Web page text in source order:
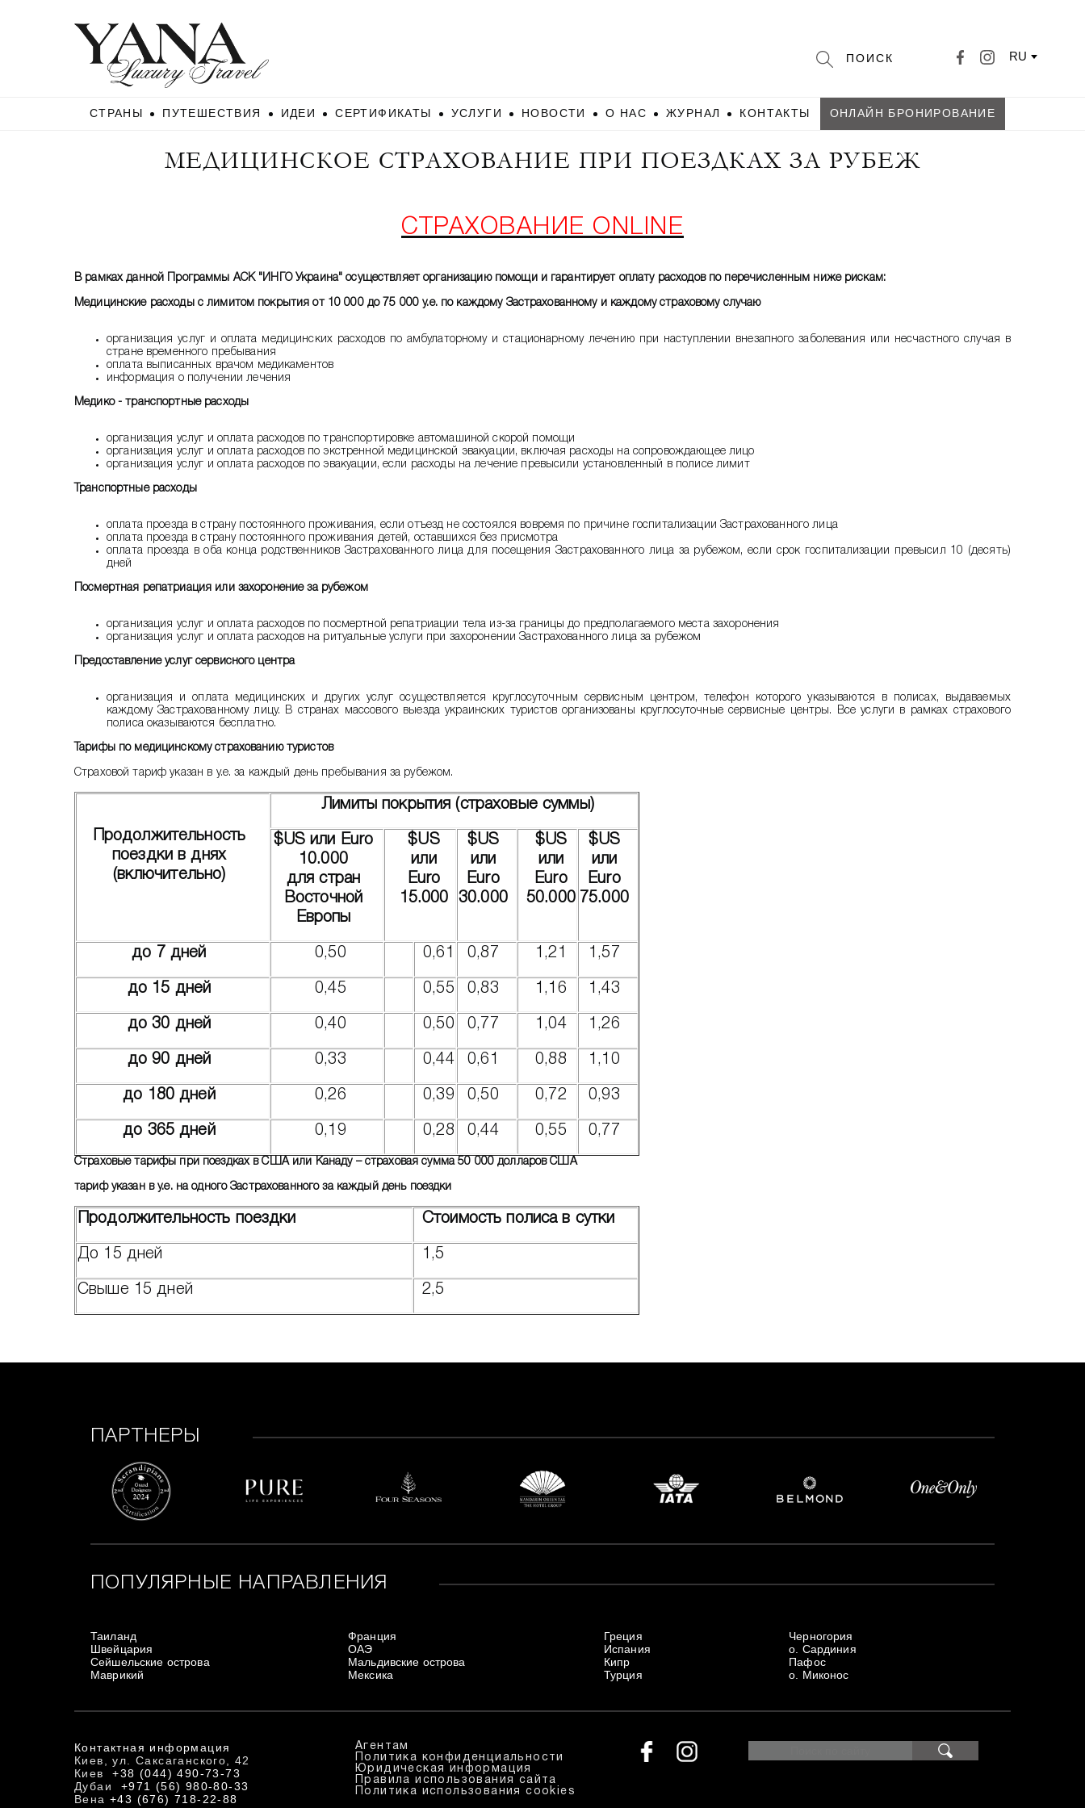
RU
СТРАНЫ ПУТЕШЕСТВИЯ ИДЕИ СЕРТИФИКАТЫ УСЛУГИ НОВОСТИ О НАС ЖУРНАЛ КОНТАКТЫ ОНЛАЙН БРОНИРОВАНИЕ
Страхование от несчастных случаев при поездках за рубеж
Страхование багажа
Страхование финансовых рисков
СПЕЦИАЛЬНЫЕ ПРОГРАММЫ
Страхование путешествующих по Украине
/ МЕДИЦИНСКОЕ СТРАХОВАНИЕ ПРИ ПОЕЗДКАХ ЗА РУБЕЖ
МЕДИЦИНСКОЕ СТРАХОВАНИЕ ПРИ ПОЕЗДКАХ ЗА РУБЕЖ
СТРАХОВАНИЕ ONLINE
В рамках данной Программы АСК "ИНГО Украина" осуществляет организацию помощи и гарантирует оплату расходов по перечисленным ниже рискам:
Медицинские расходы с лимитом покрытия от 10 000 до 75 000 у.е. по каждому Застрахованному и каждому страховому случаю
организация услуг и оплата медицинских расходов по амбулаторному и стационарному лечению при наступлении внезапного заболевания или несчастного случая в
стране временного пребывания
оплата выписанных врачом медикаментов
информация о получении лечения
Медико - транспортные расходы
организация услуг и оплата расходов по транспортировке автомашиной скорой помощи
организация услуг и оплата расходов по экстренной медицинской эвакуации, включая расходы на сопровождающее лицо
организация услуг и оплата расходов по эвакуации, если расходы на лечение превысили установленный в полисе лимит
Транспортные расходы
оплата проезда в страну постоянного проживания, если отъезд не состоялся вовремя по причине госпитализации Застрахованного лица
оплата проезда в страну постоянного проживания детей, оставшихся без присмотра
оплата проезда в оба конца родственников Застрахованного лица для посещения Застрахованного лица за рубежом, если срок госпитализации превысил 10 (десять)
дней
Посмертная репатриация или захоронение за рубежом
организация услуг и оплата расходов по посмертной репатриации тела из-за границы до предполагаемого места захоронения
организация услуг и оплата расходов на ритуальные услуги при захоронении Застрахованного лица за рубежом
Предоставление услуг сервисного центра
организация и оплата медицинских и других услуг осуществляется круглосуточным сервисным центром, телефон которого указываются в полисах, выдаваемых
каждому Застрахованному лицу. В странах массового выезда украинских туристов организованы круглосуточные сервисные центры. Все услуги в рамках страхового
полиса оказываются бесплатно.
Тарифы по медицинскому страхованию туристов
Страховой тариф указан в у.е. за каждый день пребывания за рубежом.
Продолжительность
поездки в днях
(включительно)
Лимиты покрытия (страховые суммы)
$US или Euro
10.000
для стран
Восточной
Европы
$US
или
Euro
15.000
$US
или
Euro
30.000
$US
или
Euro
50.000
$US
или
Euro
75.000
до 7 дней 0,50 0,61 0,87 1,21 1,57
до 15 дней 0,45 0,55 0,83 1,16 1,43
до 30 дней 0,40 0,50 0,77 1,04 1,26
до 90 дней 0,33 0,44 0,61 0,88 1,10
до 180 дней 0,26 0,39 0,50 0,72 0,93
до 365 дней 0,19 0,28 0,44 0,55 0,77
Страховые тарифы при поездках в США или Канаду – страховая сумма 50 000 долларов США
тариф указан в у.е. на одного Застрахованного за каждый день поездки
Продолжительность поездки Стоимость полиса в сутки
До 15 дней 1,5
Свыше 15 дней 2,5
ПАРТНЕРЫ
ПОПУЛЯРНЫЕ НАПРАВЛЕНИЯ
Таиланд
Швейцария
Сейшельские острова
Маврикий
Франция
ОАЭ
Мальдивские острова
Мексика
Греция
Испания
Кипр
Турция
Черногория
о. Сардиния
Пафос
о. Миконос
Контактная информация
Киев, ул. Саксаганского, 42
Киев+38 (044) 490-73-73
Дубаи +971 (56) 980-80-33
Вена +43 (676) 718-22-88
Агентам
Политика конфиденциальности
Юридическая информация
Правила использования сайта
Политика использования cookies